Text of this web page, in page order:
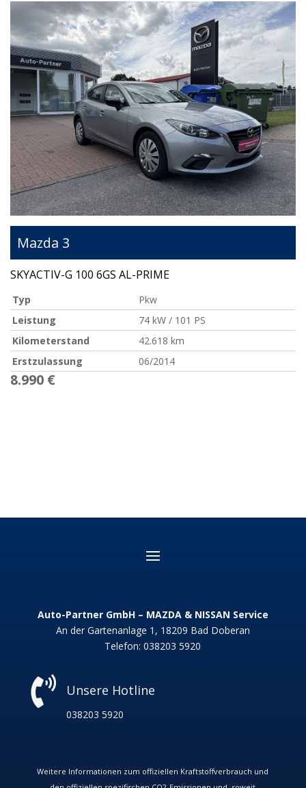
Mazda 3
SKYACTIV-G 100 6GS AL-PRIME
Typ
Pkw
Leistung
74 kW / 101 PS
Kilometerstand
42.618 km
Erstzulassung
06/2014
8.990 €
Auto-Partner GmbH – MAZDA & NISSAN Service
An der Gartenanlage 1, 18209 Bad Doberan
Telefon:038203 5920
 Unsere Hotline
038203 5920
Weitere Informationen zum offiziellen Kraftstoffverbrauch und